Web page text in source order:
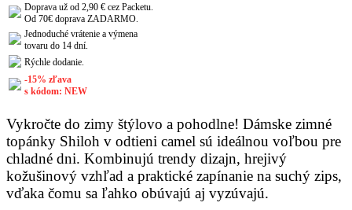
Doprava už od 2,90 € cez Packetu.
Od 70€ doprava ZADARMO.
Jednoduché vrátenie a výmena
tovaru do 14 dní.
Rýchle dodanie.
-15% zľava
s kódom: NEW
Vykročte do zimy štýlovo a pohodlne! Dámske zimné
topánky Shiloh v odtieni camel sú ideálnou voľbou pre
chladné dni. Kombinujú trendy dizajn, hrejivý
kožušinový vzhľad a praktické zapínanie na suchý zips,
vďaka čomu sa ľahko obúvajú aj vyzúvajú.